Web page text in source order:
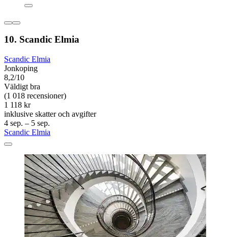
10. Scandic Elmia
Scandic Elmia
Jonkoping
8,2/10
Väldigt bra
(1 018 recensioner)
1 118 kr
inklusive skatter och avgifter
4 sep. – 5 sep.
Scandic Elmia